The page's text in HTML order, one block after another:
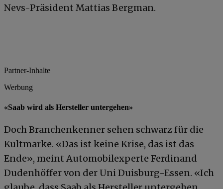
Nevs-Präsident Mattias Bergman.
Partner-Inhalte
Werbung
«Saab wird als Hersteller untergehen»
Doch Branchenkenner sehen schwarz für die
Kultmarke. «Das ist keine Krise, das ist das
Ende», meint Automobilexperte Ferdinand
Dudenhöffer von der Uni Duisburg-Essen. «Ich